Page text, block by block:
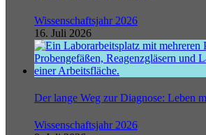
Wissenschaftsjahr 2026
16. Juli 2026
Der lange Weg zur Diagnose: Leben
Wissenschaftsjahr 2026